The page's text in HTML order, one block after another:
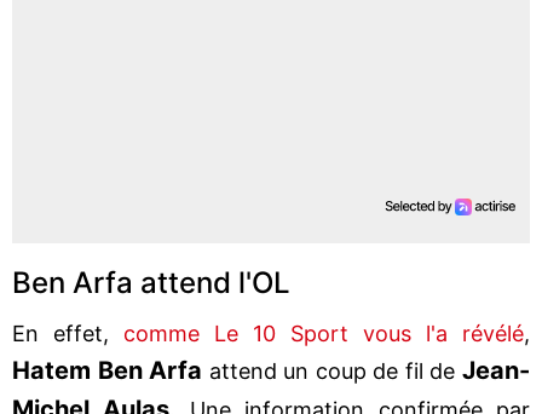
Ben Arfa attend l'OL
En effet, comme Le 10 Sport vous l'a révélé,
Hatem Ben Arfa attend un coup de fil deJean-